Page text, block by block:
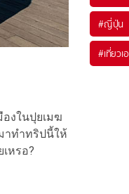
งในปุยเมฆ
าทำทริปนี้ให้
หรอ?
#ญี่ปุ่น
#เที่ยวเ